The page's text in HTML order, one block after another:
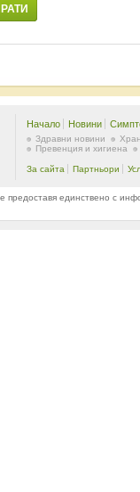
Начало Новини
Здравни новини
Превенция и хигиена
За сайта Партньори
единствено с